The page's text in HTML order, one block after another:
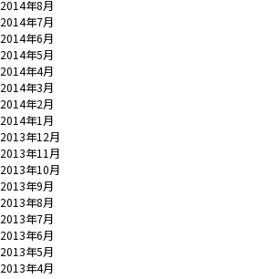
2014年8月
2014年7月
2014年6月
2014年5月
2014年4月
2014年3月
2014年2月
2014年1月
2013年12月
2013年11月
2013年10月
2013年9月
2013年8月
2013年7月
2013年6月
2013年5月
2013年4月